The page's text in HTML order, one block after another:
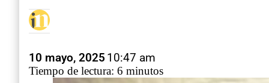
10 mayo, 2025 10:47 am
Tiempo de lectura: 6 minutos